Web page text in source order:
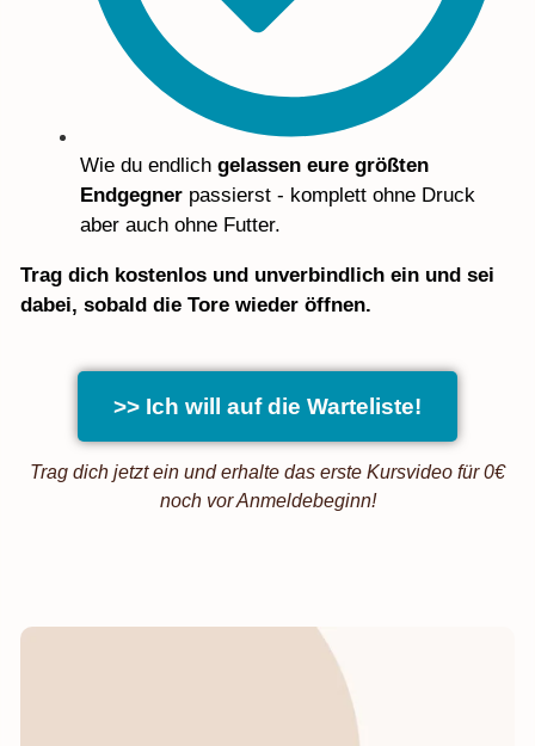
Wie du endlich gelassen eure größten
Endgegner passierst - komplett ohne Druck
aber auch ohne Futter.
Trag dich kostenlos und unverbindlich ein und sei
dabei, sobald die Tore wieder öffnen.
>> Ich will auf die Warteliste!
Trag dich jetzt ein und erhalte das erste Kursvideo für 0€
noch vor Anmeldebeginn!